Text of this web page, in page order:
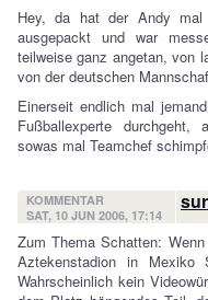
Hey, da hat der Andy mal
ausgepackt und war
teilweise ganz angetan, von
von der deutschen
Einerseit endlich mal
Fußballexperte
sowas mal Teamchef
KOMMENTAR
SAT, 10 JUN 2006, 17:14
Zum Thema Schatten:
Aztekenstadion in
Wahrscheinlich kein